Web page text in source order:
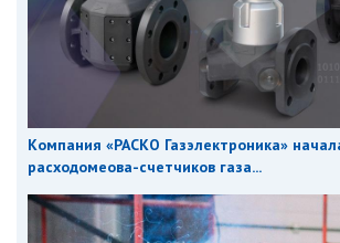
Компания «РАСКО Газэлектроника»
расходомеова-счетчиков газа...